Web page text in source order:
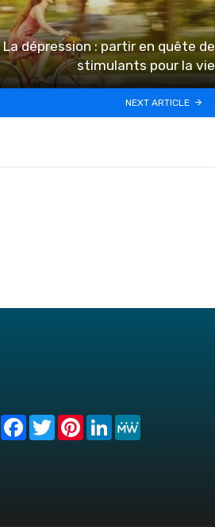
La dépression : partir en quête de
stimulants pour la vie
NEXT ARTICLE
Share FacebookTwitterPinterest
LinkedIn